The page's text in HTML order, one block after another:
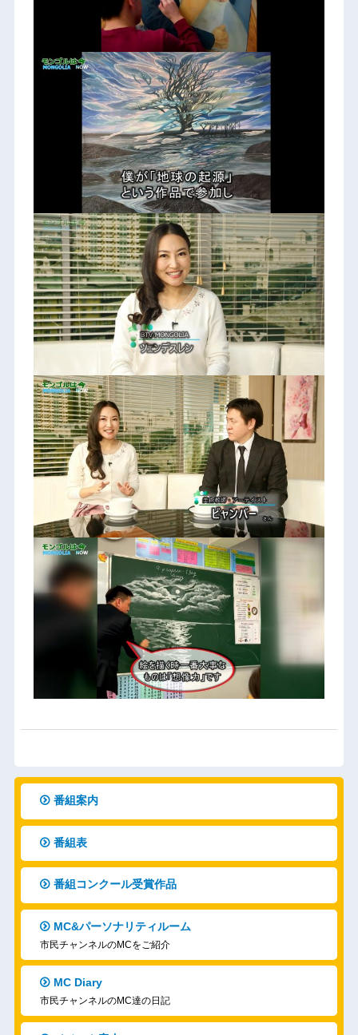
番組案内
番組表
番組コンクール受賞作品
MC&パーソナリティルーム
市民チャンネルのMCをご紹介
MC Diary
市民チャンネルのMC達の日記